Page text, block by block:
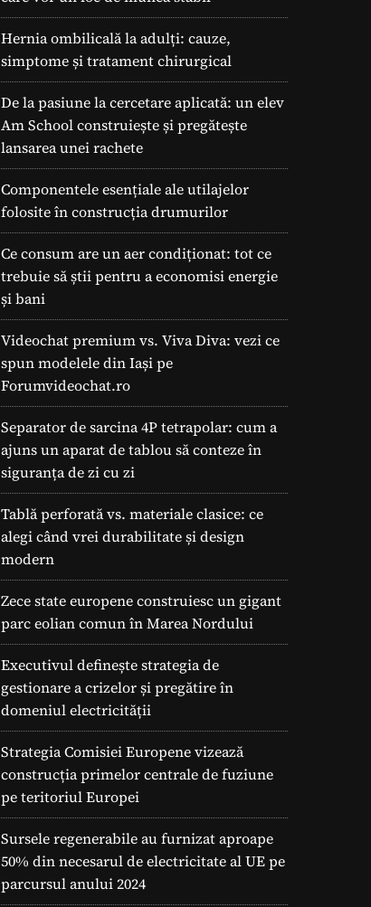
Hernia ombilicală la adulți: cauze,
simptome și tratament chirurgical
De la pasiune la cercetare aplicată: un elev
Am School construiește și pregătește
lansarea unei rachete
Componentele esențiale ale utilajelor
folosite în construcția drumurilor
Ce consum are un aer condiționat: tot ce
trebuie să știi pentru a economisi energie
și bani
Videochat premium vs. Viva Diva: vezi ce
spun modelele din Iași pe
Forumvideochat.ro
Separator de sarcina 4P tetrapolar: cum a
ajuns un aparat de tablou să conteze în
siguranța de zi cu zi
Tablă perforată vs. materiale clasice: ce
alegi când vrei durabilitate și design
modern
Zece state europene construiesc un gigant
parc eolian comun în Marea Nordului
Executivul definește strategia de
gestionare a crizelor și pregătire în
domeniul electricității
Strategia Comisiei Europene vizează
construcția primelor centrale de fuziune
pe teritoriul Europei
Sursele regenerabile au furnizat aproape
50% din necesarul de electricitate al UE pe
parcursul anului 2024